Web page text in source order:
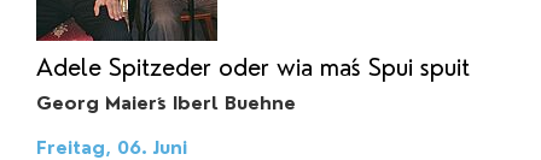
Adele Spitzeder oder wia ma´s Spui spuit
Georg Maier´s Iberl Buehne
Freitag, 06. Juni